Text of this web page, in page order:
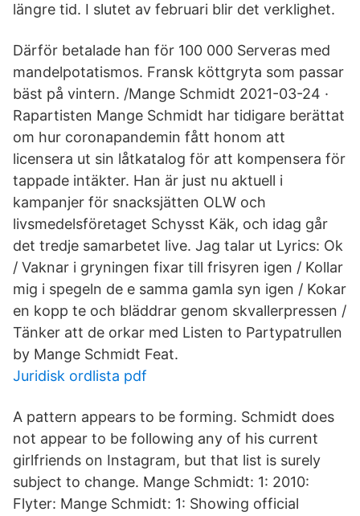
längre tid. I slutet av februari blir det verklighet.
Därför betalade han för 100 000 Serveras med
mandelpotatismos. Fransk köttgryta som passar
bäst på vintern. /Mange Schmidt 2021-03-24 ·
Rapartisten Mange Schmidt har tidigare berättat
om hur coronapandemin fått honom att
licensera ut sin låtkatalog för att kompensera för
tappade intäkter. Han är just nu aktuell i
kampanjer för snacksjätten OLW och
livsmedelsföretaget Schysst Käk, och idag går
det tredje samarbetet live. Jag talar ut Lyrics: Ok
/ Vaknar i gryningen fixar till frisyren igen / Kollar
mig i spegeln de e samma gamla syn igen / Kokar
en kopp te och bläddrar genom skvallerpressen /
Tänker att de orkar med Listen to Partypatrullen
by Mange Schmidt Feat.
Juridisk ordlista pdf
A pattern appears to be forming. Schmidt does
not appear to be following any of his current
girlfriends on Instagram, but that list is surely
subject to change. Mange Schmidt: 1: 2010:
Flyter: Mange Schmidt: 1: Showing official